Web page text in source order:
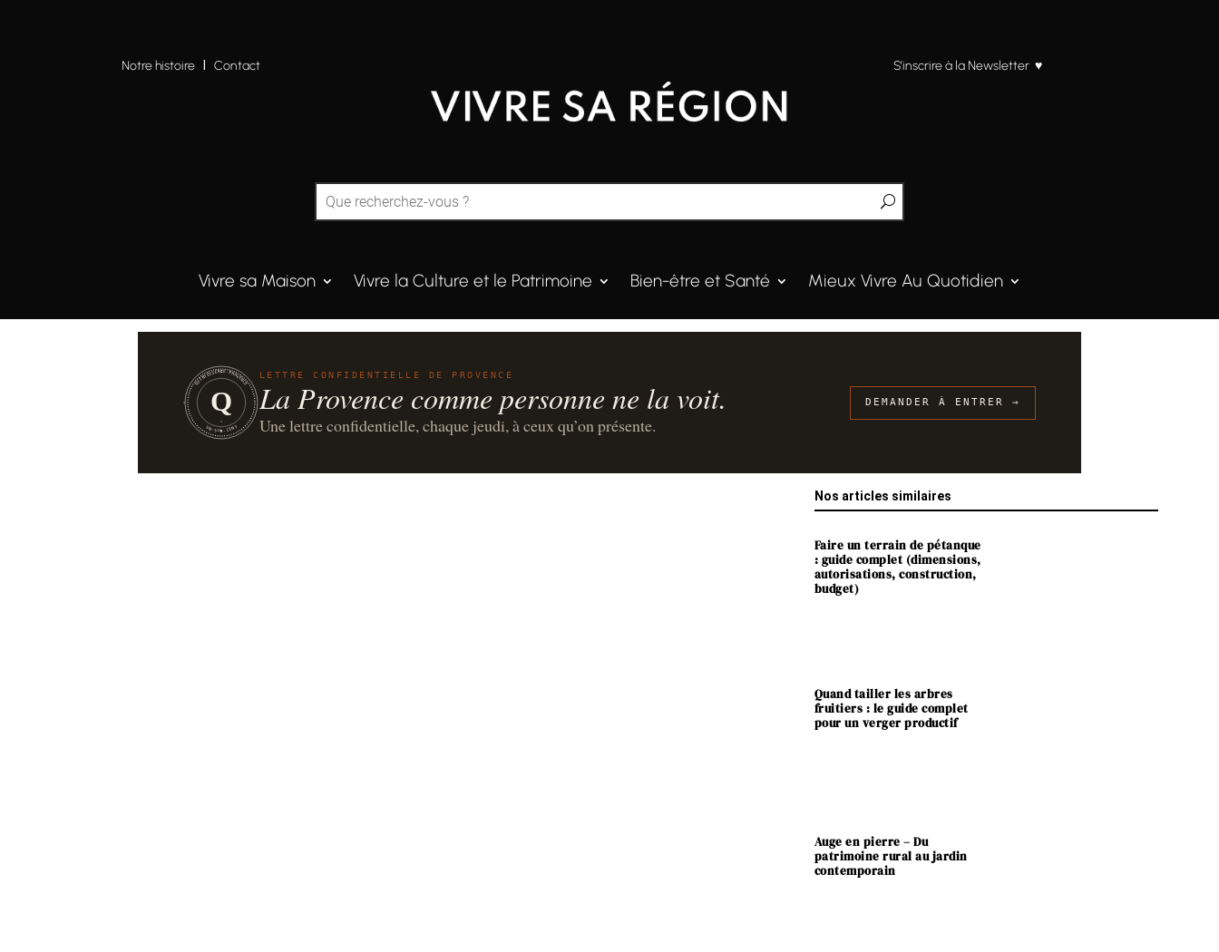
Notre histoire IContact S’inscrire à la Newsletter ♥
Vivre sa Maison Vivre la Culture et le Patrimoine Bien-être et Santé Mieux Vivre Au Quotidien
QUINTESSENCE·PROVENCE
UN·SUR·CENT
Q
LETTRE CONFIDENTIELLE DE PROVENCE
La Provence comme personne ne la voit.
Une lettre confidentielle, chaque jeudi, à ceux qu’on présente.
DEMANDER À ENTRER →
Nos articles similaires
Faire un terrain de pétanque
: guide complet (dimensions,
autorisations, construction,
budget)
Quand tailler les arbres
fruitiers : le guide complet
pour un verger productif
Auge en pierre – Du
patrimoine rural au jardin
contemporain